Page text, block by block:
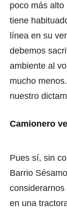
poco más
tiene
línea en su
debemos
ambiente al
mucho
nuestro
Camionero
Pues sí, sin
Barrio
en una